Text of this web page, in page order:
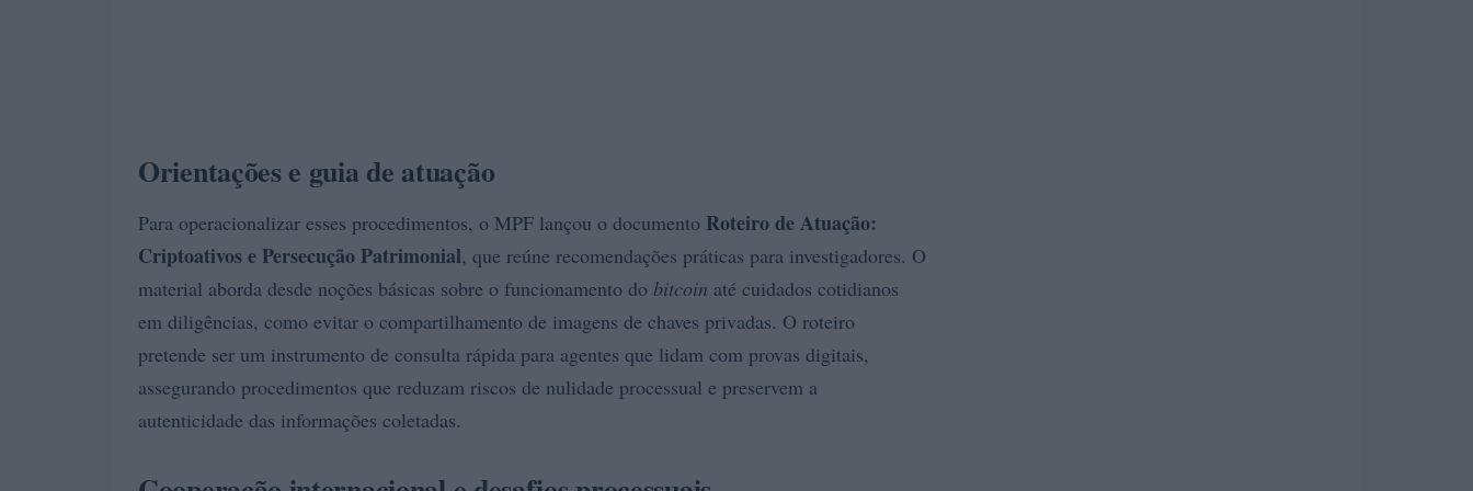
Orientações e guia de atuação
Para operacionalizar esses procedimentos, o MPF lançou o documento Roteiro de Atuação:
Criptoativos e Persecução Patrimonial, que reúne recomendações práticas para investigadores. O
material aborda desde noções básicas sobre o funcionamento do bitcoin até cuidados cotidianos
em diligências, como evitar o compartilhamento de imagens de chaves privadas. O roteiro
pretende ser um instrumento de consulta rápida para agentes que lidam com provas digitais,
assegurando procedimentos que reduzam riscos de nulidade processual e preservem a
autenticidade das informações coletadas.